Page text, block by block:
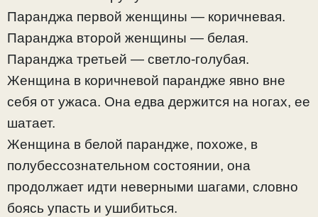
Паранджа первой женщины — коричневая.
Паранджа второй женщины — белая.
Паранджа третьей — светло-голубая.
Женщина в коричневой парандже явно вне
себя от ужаса. Она едва держится на ногах, ее
шатает.
Женщина в белой парандже, похоже, в
полубессознательном состоянии, она
продолжает идти неверными шагами, словно
боясь упасть и ушибиться.